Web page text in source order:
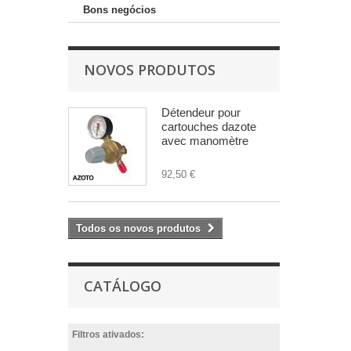
Bons negócios
NOVOS PRODUTOS
Détendeur pour
cartouches dazote
avec manomètre
92,50 €
Todos os novos produtos
CATÁLOGO
Filtros ativados: